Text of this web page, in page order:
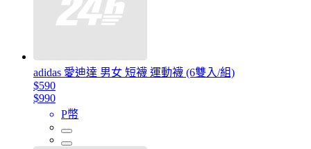
adidas 愛迪達 男女 短襪 運動襪 (6雙入/組)
$590
$990
P幣